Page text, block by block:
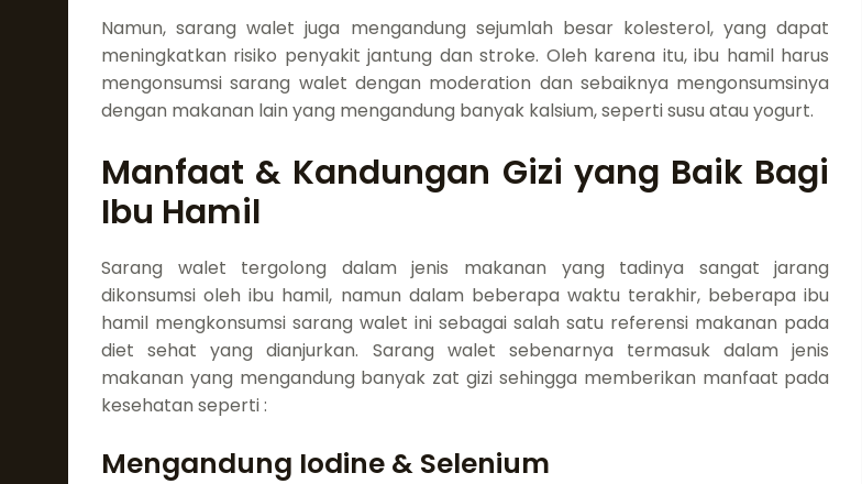
Namun, sarang walet juga mengandung sejumlah besar kolesterol, yang dapat
meningkatkan risiko penyakit jantung dan stroke. Oleh karena itu, ibu hamil harus
mengonsumsi sarang walet dengan moderation dan sebaiknya mengonsumsinya
dengan makanan lain yang mengandung banyak kalsium, seperti susu atau yogurt.
Manfaat & Kandungan Gizi yang Baik Bagi
Ibu Hamil
Sarang walet tergolong dalam jenis makanan yang tadinya sangat jarang
dikonsumsi oleh ibu hamil, namun dalam beberapa waktu terakhir, beberapa ibu
hamil mengkonsumsi sarang walet ini sebagai salah satu referensi makanan pada
diet sehat yang dianjurkan. Sarang walet sebenarnya termasuk dalam jenis
makanan yang mengandung banyak zat gizi sehingga memberikan manfaat pada
kesehatan seperti :
Mengandung Iodine & Selenium